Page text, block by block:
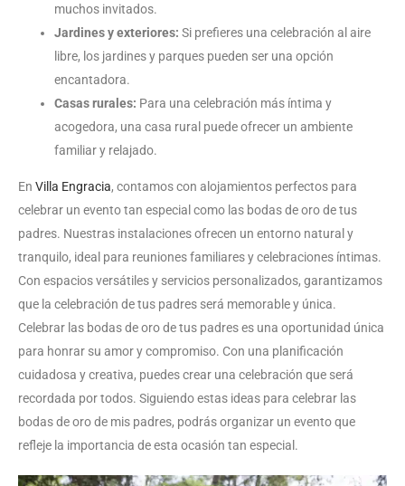
muchos invitados.
Jardines y exteriores: Si prefieres una celebración al aire
libre, los jardines y parques pueden ser una opción
encantadora.
Casas rurales: Para una celebración más íntima y
acogedora, una casa rural puede ofrecer un ambiente
familiar y relajado.
En Villa Engracia, contamos con alojamientos perfectos para
celebrar un evento tan especial como las bodas de oro de tus
padres. Nuestras instalaciones ofrecen un entorno natural y
tranquilo, ideal para reuniones familiares y celebraciones íntimas.
Con espacios versátiles y servicios personalizados, garantizamos
que la celebración de tus padres será memorable y única.
Celebrar las bodas de oro de tus padres es una oportunidad única
para honrar su amor y compromiso. Con una planificación
cuidadosa y creativa, puedes crear una celebración que será
recordada por todos. Siguiendo estas ideas para celebrar las
bodas de oro de mis padres, podrás organizar un evento que
refleje la importancia de esta ocasión tan especial.